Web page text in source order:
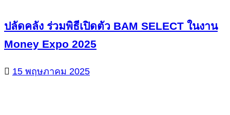
ปลัดคลัง ร่วมพิธีเปิดตัว BAM SELECT ในงาน
Money Expo 2025
15 พฤษภาคม 2025